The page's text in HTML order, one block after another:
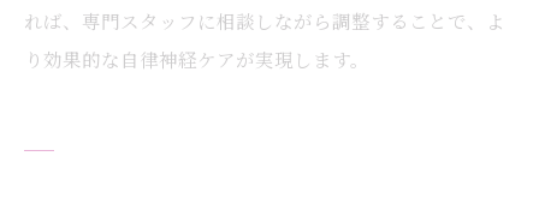
れば、専門スタッフに相談しながら調整することで、よ
り効果的な自律神経ケアが実現します。